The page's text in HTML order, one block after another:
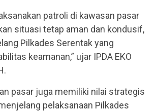
patroli di kawasan pasar
situasi tetap aman dan kondusif,
Pilkades Serentak yang
keamanan,” ujar IPDA EKO
pasar juga memiliki nilai strategis
pelaksanaan Pilkades